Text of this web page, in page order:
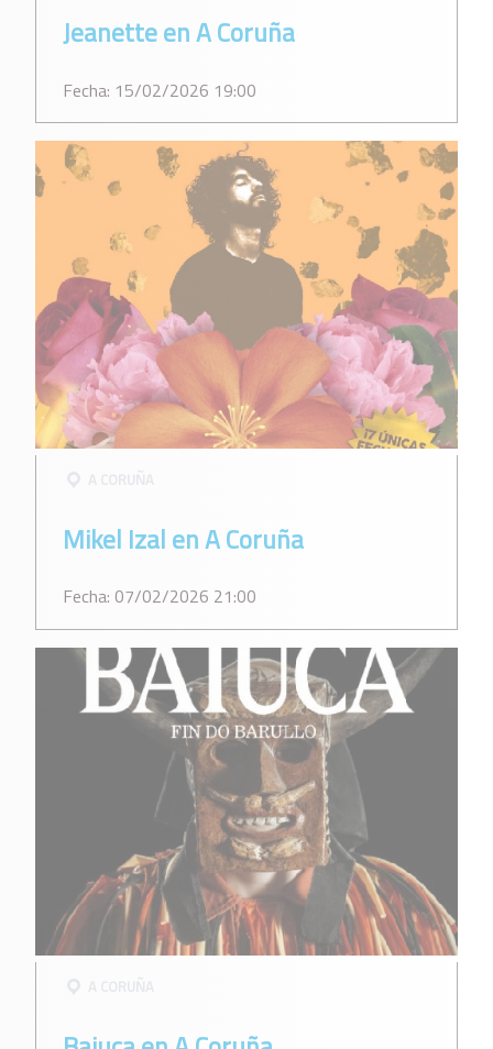
Jeanette en A Coruña
Fecha: 15/02/2026 19:00
A CORUÑA
Mikel Izal en A Coruña
Fecha: 07/02/2026 21:00
A CORUÑA